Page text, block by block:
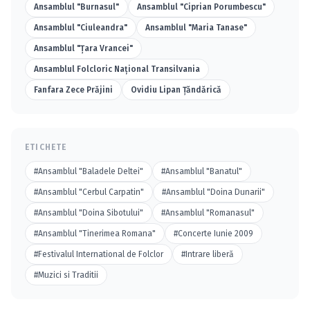
Ansamblul "Burnasul" Ansamblul "Ciprian Porumbescu"
Ansamblul "Ciuleandra" Ansamblul "Maria Tanase"
Ansamblul "Ţara Vrancei"
Ansamblul Folcloric Național Transilvania
Fanfara Zece Prăjini Ovidiu Lipan Ţăndărică
ETICHETE
#Ansamblul "Baladele Deltei" #Ansamblul "Banatul"
#Ansamblul "Cerbul Carpatin" #Ansamblul "Doina Dunarii"
#Ansamblul "Doina Sibotului" #Ansamblul "Romanasul"
#Ansamblul "Tinerimea Romana" #Concerte Iunie 2009
#Festivalul International de Folclor #Intrare liberă
#Muzici si Traditii